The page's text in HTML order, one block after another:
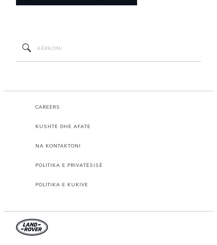
CAREERS
KUSHTE DHE AFATE
NA KONTAKTONI
POLITIKA E PRIVATËSISË
POLITIKA E KUKIVE